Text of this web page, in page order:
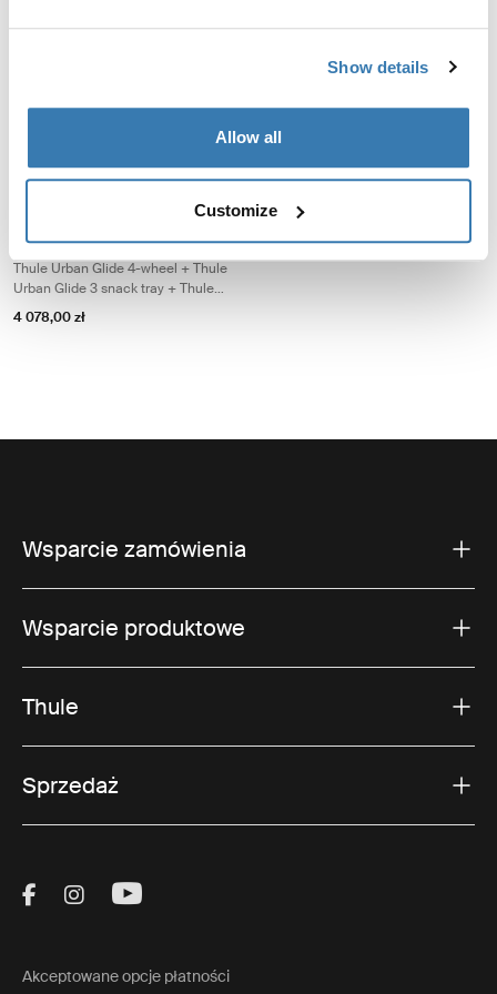
Show details
Allow all
Customize
Thule Urban Glide 4-wheel + Thule
kołowym wózkiem
changing backpack + Thule Urban
Cosi®
Pakiet podstawowy Thule Urban Glide 4-kołowy Thule Urban Glide 4-
Pakiet podstawowy Thule Urban Glide 4-kołowy Czarny na czarnym
Pakiet podstawowy Thule Urban Glide 4-kołowy Soft Beige
Urban Glide 4-kołowy
Thule Urban Glide 4-wheel + Thule
Urban Glide 3 snack tray + Thule
stoller cup holder
4 078,00 zł
Wsparcie zamówienia
Wsparcie produktowe
Thule
Sprzedaż
Visit Thule on Facebook (external link)
Visit Thule on Instagram (external link)
Visit Thule on Youtube (external
Akceptowane opcje płatności